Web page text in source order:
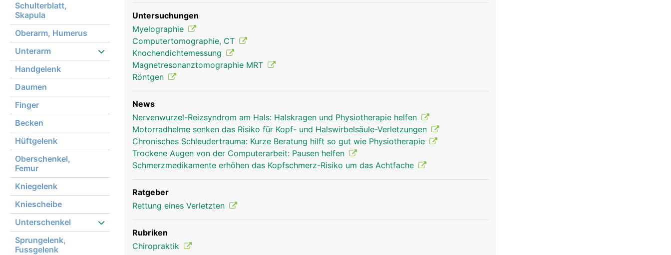
Schulterblatt,
Skapula
Oberarm, Humerus
Unterarm
Handgelenk
Daumen
Finger
Becken
Hüftgelenk
Oberschenkel,
Femur
Kniegelenk
Kniescheibe
Unterschenkel
Sprungelenk,
Fussgelenk
Untersuchungen
Myelographie
Computertomographie, CT
Knochendichtemessung
Magnetresonanztomographie MRT
Röntgen
News
Nervenwurzel-Reizsyndrom am Hals: Halskragen und Physiotherapie helfen
Motorradhelme senken das Risiko für Kopf- und Halswirbelsäule-Verletzungen
Chronisches Schleudertrauma: Kurze Beratung hilft so gut wie Physiotherapie
Trockene Augen von der Computerarbeit: Pausen helfen
Schmerzmedikamente erhöhen das Kopfschmerz-Risiko um das Achtfache
Ratgeber
Rettung eines Verletzten
Rubriken
Chiropraktik